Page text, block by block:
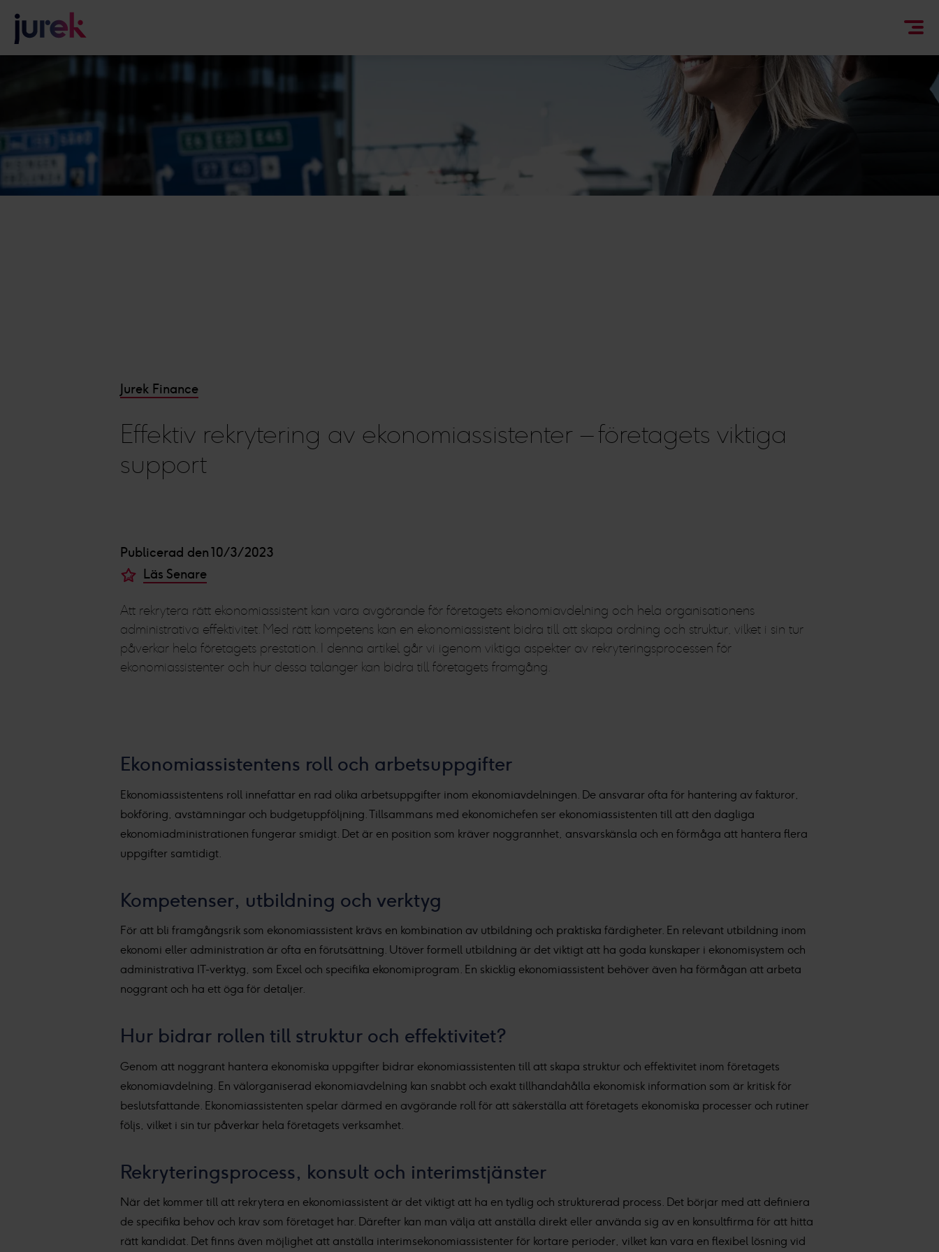
Jurek Finance
Effektiv rekrytering av ekonomiassistenter – företagets viktiga
support
Publicerad den 10/3/2023
Läs Senare
Att rekrytera rätt ekonomiassistent kan vara avgörande för företagets ekonomiavdelning och hela organisationens
administrativa effektivitet. Med rätt kompetens kan en ekonomiassistent bidra till att skapa ordning och struktur, vilket i sin tur
påverkar hela företagets prestation. I denna artikel går vi igenom viktiga aspekter av rekryteringsprocessen för
ekonomiassistenter och hur dessa talanger kan bidra till företagets framgång.
Ekonomiassistentens roll och arbetsuppgifter
Ekonomiassistentens roll innefattar en rad olika arbetsuppgifter inom ekonomiavdelningen. De ansvarar ofta för hantering av fakturor,
bokföring, avstämningar och budgetuppföljning. Tillsammans med ekonomichefen ser ekonomiassistenten till att den dagliga
ekonomiadministrationen fungerar smidigt. Det är en position som kräver noggrannhet, ansvarskänsla och en förmåga att hantera flera
uppgifter samtidigt.
Kompetenser, utbildning och verktyg
För att bli framgångsrik som ekonomiassistent krävs en kombination av utbildning och praktiska färdigheter. En relevant utbildning inom
ekonomi eller administration är ofta en förutsättning. Utöver formell utbildning är det viktigt att ha goda kunskaper i ekonomisystem och
administrativa IT-verktyg, som Excel och specifika ekonomiprogram. En skicklig ekonomiassistent behöver även ha förmågan att arbeta
noggrant och ha ett öga för detaljer.
Hur bidrar rollen till struktur och effektivitet?
Genom att noggrant hantera ekonomiska uppgifter bidrar ekonomiassistenten till att skapa struktur och effektivitet inom företagets
ekonomiavdelning. En välorganiserad ekonomiavdelning kan snabbt och exakt tillhandahålla ekonomisk information som är kritisk för
beslutsfattande. Ekonomiassistenten spelar därmed en avgörande roll för att säkerställa att företagets ekonomiska processer och rutiner
följs, vilket i sin tur påverkar hela företagets verksamhet.
Rekryteringsprocess, konsult och interimstjänster
När det kommer till att rekrytera en ekonomiassistent är det viktigt att ha en tydlig och strukturerad process. Det börjar med att definiera
de specifika behov och krav som företaget har. Därefter kan man välja att anställa direkt eller använda sig av en konsultfirma för att hitta
rätt kandidat. Det finns även möjlighet att anställa interimsekonomiassistenter för kortare perioder, vilket kan vara en flexibel lösning vid